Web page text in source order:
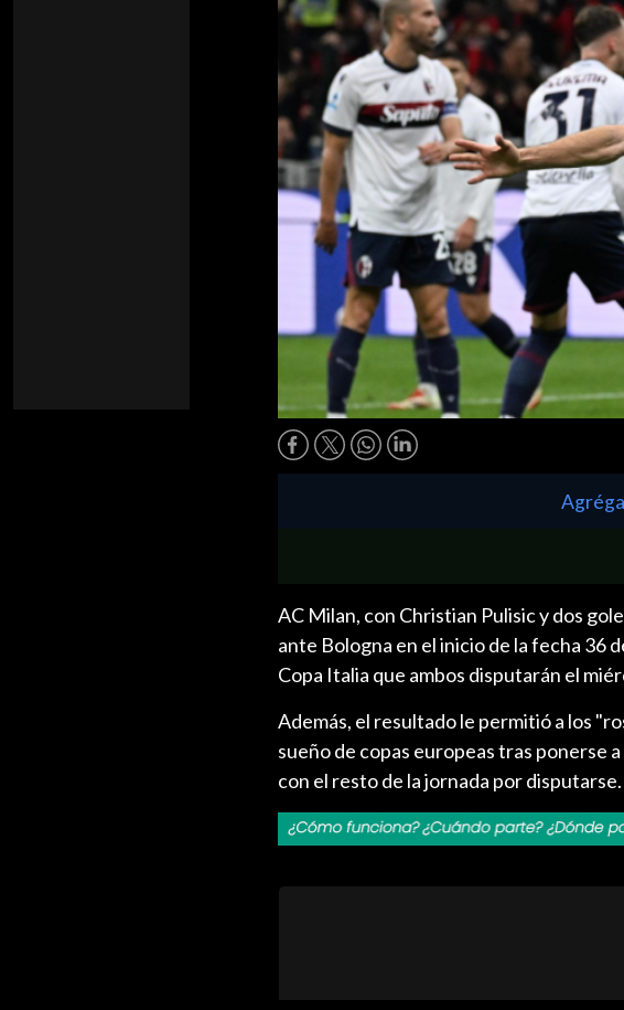
AC Milan, con Christian Pulisic y dos
ante Bologna en el inicio de la fecha 36
Copa Italia que ambos disputarán el
Además, el resultado le permitió a los
sueño de copas europeas tras ponerse
con el resto de la jornada por disputarse.